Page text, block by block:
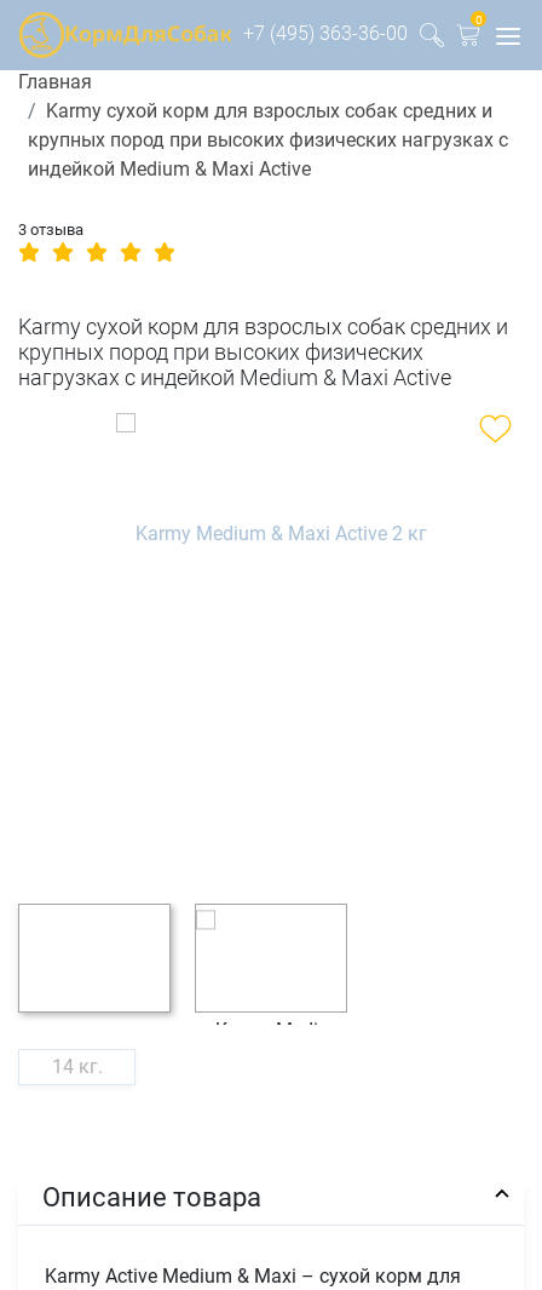
+7 (495) 363-36-00
0
Главная
Karmy сухой корм для взрослых собак средних и
крупных пород при высоких физических нагрузках с
индейкой Medium & Maxi Active
3 отзыва
Karmy сухой корм для взрослых собак средних и
крупных пород при высоких физических
нагрузках с индейкой Medium & Maxi Active
14 кг.
Описание товара
Karmy Active Medium & Maxi – сухой корм для